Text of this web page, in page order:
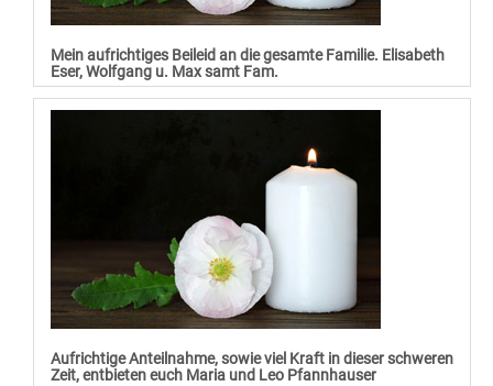
Mein aufrichtiges Beileid an die gesamte Familie. Elisabeth
Eser, Wolfgang u. Max samt Fam.
Aufrichtige Anteilnahme, sowie viel Kraft in dieser schweren
Zeit, entbieten euch Maria und Leo Pfannhauser